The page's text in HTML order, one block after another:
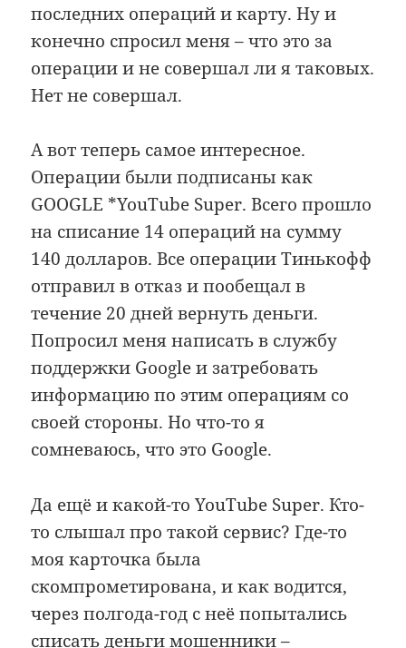
последних операций и карту. Ну и
конечно спросил меня – что это за
операции и не совершал ли я таковых.
Нет не совершал.
А вот теперь самое интересное.
Операции были подписаны как
GOOGLE *YouTube Super. Всего прошло
на списание 14 операций на сумму
140 долларов. Все операции Тинькофф
отправил в отказ и пообещал в
течение 20 дней вернуть деньги.
Попросил меня написать в службу
поддержки Google и затребовать
информацию по этим операциям со
своей стороны. Но что-то я
сомневаюсь, что это Google.
Да ещё и какой-то YouTube Super. Кто-
то слышал про такой сервис? Где-то
моя карточка была
скомпрометирована, и как водится,
через полгода-год с неё попытались
списать деньги мошенники –